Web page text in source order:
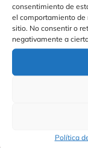
consentimiento de
el comportamiento de
sitio. No consentir o
negativamente a
Política
JUEGOS DE